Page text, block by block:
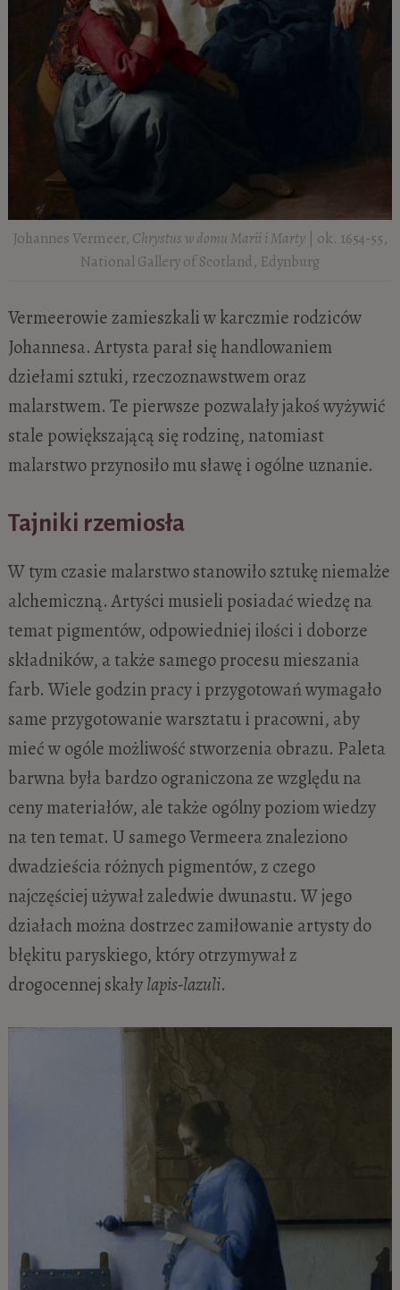
Johannes Vermeer, Chrystus w domu Marii i Marty| ok. 1654-55,
National Gallery of Scotland, Edynburg
Vermeerowie zamieszkali w karczmie rodziców
Johannesa. Artysta parał się handlowaniem
dziełami sztuki, rzeczoznawstwem oraz
malarstwem. Te pierwsze pozwalały jakoś wyżywić
stale powiększającą się rodzinę, natomiast
malarstwo przynosiło mu sławę i ogólne uznanie.
Tajniki rzemiosła
W tym czasie malarstwo stanowiło sztukę niemalże
alchemiczną. Artyści musieli posiadać wiedzę na
temat pigmentów, odpowiedniej ilości i doborze
składników, a także samego procesu mieszania
farb. Wiele godzin pracy i przygotowań wymagało
same przygotowanie warsztatu i pracowni, aby
mieć w ogóle możliwość stworzenia obrazu. Paleta
barwna była bardzo ograniczona ze względu na
ceny materiałów, ale także ogólny poziom wiedzy
na ten temat. U samego Vermeera znaleziono
dwadzieścia różnych pigmentów, z czego
najczęściej używał zaledwie dwunastu. W jego
działach można dostrzec zamiłowanie artysty do
błękitu paryskiego, który otrzymywał z
drogocennej skałylapis-lazuli.